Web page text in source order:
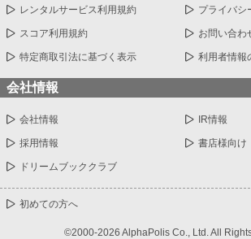
レンタルサービス利用規約 プライバシ
スコア利用規約 お問い合わ
特定商取引法に基づく表示 利用者情報
会社情報
会社情報 IR情報
採用情報 書店様向け
ドリームブッククラブ
初めての方へ
©2000-2026 AlphaPolis Co., Ltd. All